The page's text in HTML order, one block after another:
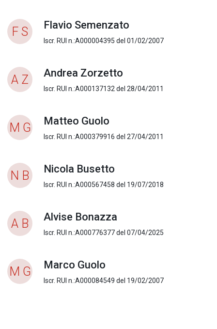
F S Flavio Semenzato
Iscr. RUI n.:A000004395 del 01/02/2007
A Z Andrea Zorzetto
Iscr. RUI n.:A000137132 del 28/04/2011
M G Matteo Guolo
Iscr. RUI n.:A000379916 del 27/04/2011
N B Nicola Busetto
Iscr. RUI n.:A000567458 del 19/07/2018
A B Alvise Bonazza
Iscr. RUI n.:A000776377 del 07/04/2025
M G Marco Guolo
Iscr. RUI n.:A000084549 del 19/02/2007